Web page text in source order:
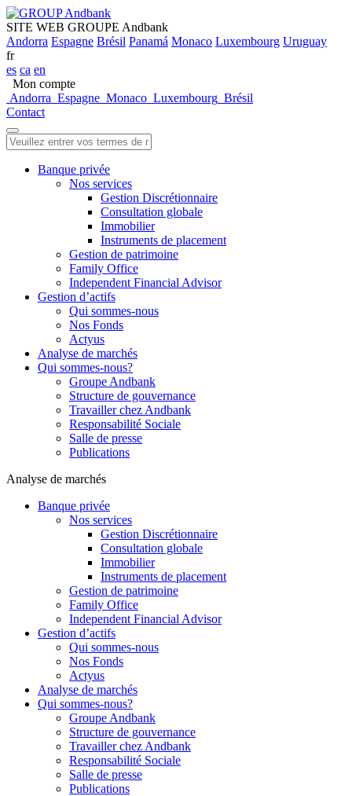
SITE WEB GROUPE Andbank
Andorra Espagne Brésil Panamá Monaco Luxembourg Uruguay
fr
es ca en
Mon compte
Andorra Espagne Monaco Luxembourg Brésil
Contact
Banque privée
Nos services
Gestion Discrétionnaire
Consultation globale
Immobilier
Instruments de placement
Gestion de patrimoine
Family Office
Independent Financial Advisor
Gestion d’actifs
Qui sommes-nous
Nos Fonds
Actyus
Analyse de marchés
Qui sommes-nous?
Groupe Andbank
Structure de gouvernance
Travailler chez Andbank
Responsabilité Sociale
Salle de presse
Publications
Analyse de marchés
Banque privée
Nos services
Gestion Discrétionnaire
Consultation globale
Immobilier
Instruments de placement
Gestion de patrimoine
Family Office
Independent Financial Advisor
Gestion d’actifs
Qui sommes-nous
Nos Fonds
Actyus
Analyse de marchés
Qui sommes-nous?
Groupe Andbank
Structure de gouvernance
Travailler chez Andbank
Responsabilité Sociale
Salle de presse
Publications